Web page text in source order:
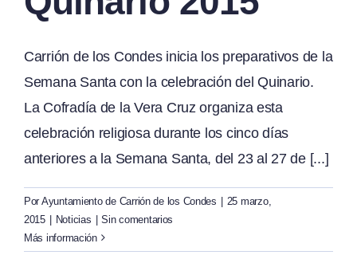
Carrión de los Condes inicia los preparativos de la
Semana Santa con la celebración del Quinario.
La Cofradía de la Vera Cruz organiza esta
celebración religiosa durante los cinco días
anteriores a la Semana Santa, del 23 al 27 de [...]
Por Ayuntamiento de Carrión de los Condes
25 marzo,
2015
Noticias
Sin comentarios
Más información